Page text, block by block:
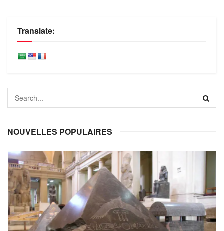
Translate:
NOUVELLES POPULAIRES